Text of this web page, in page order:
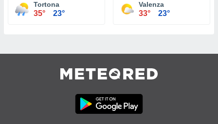
Tortona
35° 23°
Valenza
33° 23°